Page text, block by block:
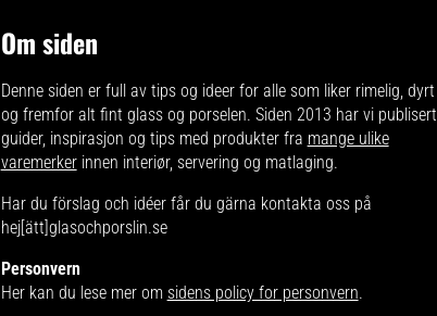
Om siden
Denne siden er full av tips og ideer for alle som liker rimelig, dyrt
og fremfor alt fint glass og porselen. Siden 2013 har vi publisert
guider, inspirasjon og tips med produkter fra mange ulike
varemerkerinnen interiør, servering og matlaging.
Har du förslag och idéer får du gärna kontakta oss på
hej[ätt]glasochporslin.se
Personvern
Her kan du lese mer om sidens policy for personvern.